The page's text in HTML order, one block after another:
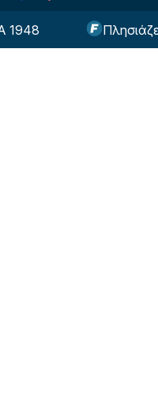
Πλησιάζει στην